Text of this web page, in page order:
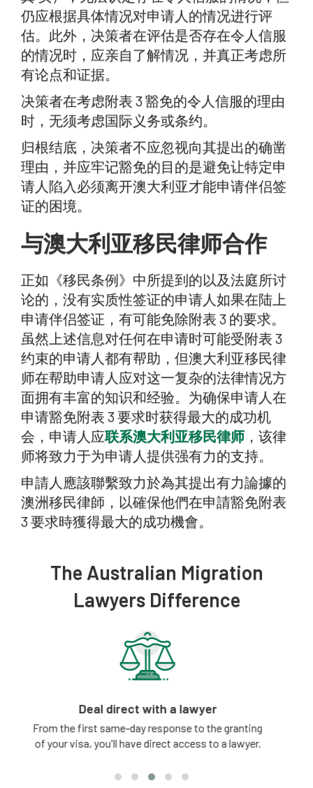
仍应根据具体情况对申请人的情况进行评
估。此外，决策者在评估是否存在令人信服
的情况时，应亲自了解情况，并真正考虑所
有论点和证据。
决策者在考虑附表 3 豁免的令人信服的理由
时，无须考虑国际义务或条约。
归根结底，决策者不应忽视向其提出的确凿
理由，并应牢记豁免的目的是避免让特定申
请人陷入必须离开澳大利亚才能申请伴侣签
证的困境。
与澳大利亚移民律师合作
正如《移民条例》中所提到的以及法庭所讨
论的，没有实质性签证的申请人如果在陆上
申请伴侣签证，有可能免除附表 3 的要求。
虽然上述信息对任何在申请时可能受附表 3
约束的申请人都有帮助，但澳大利亚移民律
师在帮助申请人应对这一复杂的法律情况方
面拥有丰富的知识和经验。为确保申请人在
申请豁免附表 3 要求时获得最大的成功机
会，申请人应联系澳大利亚移民律师 ，该律
师将致力于为申请人提供强有力的支持。
申請人應該聯繫致力於為其提出有力論據的
澳洲移民律師，以確保他們在申請豁免附表
3 要求時獲得最大的成功機會。
The Australian Migration
Lawyers Difference
Satisfaction guarantee
We offer a client satisfaction guarantee in relation
to our visa application services.